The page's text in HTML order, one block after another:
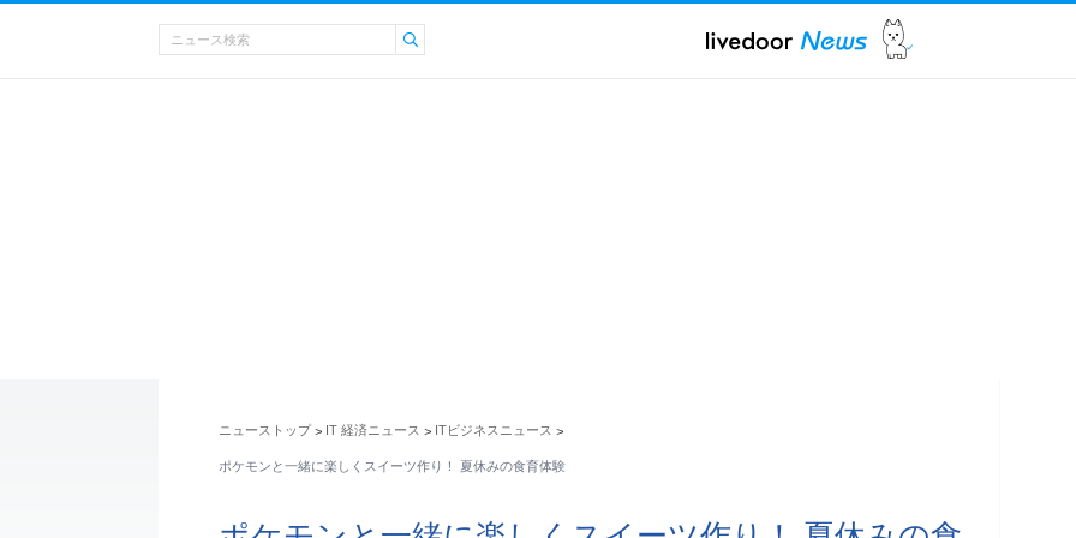
ニューストップ > IT 経済ニュース > ITビジネスニュース >
ポケモンと一緒に楽しくスイーツ作り！ 夏休みの食育体験